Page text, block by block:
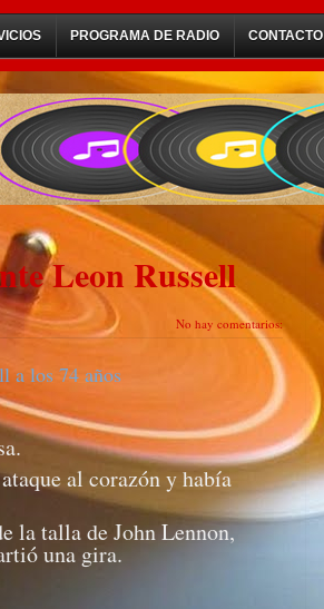
PROGRAMA DE RADIO CONTACTO
Leon Russell
No hay comentarios:
a los 74 años
al corazón y había
la talla de John Lennon,
una gira.